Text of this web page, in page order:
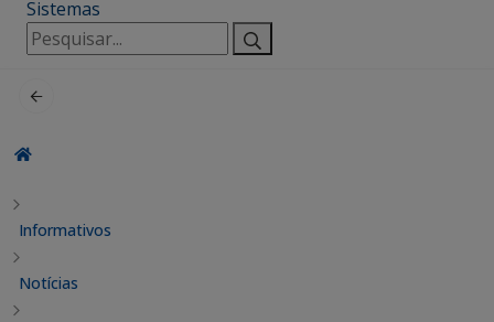
Sistemas
Pesquisar
por:
Informativos
Notícias